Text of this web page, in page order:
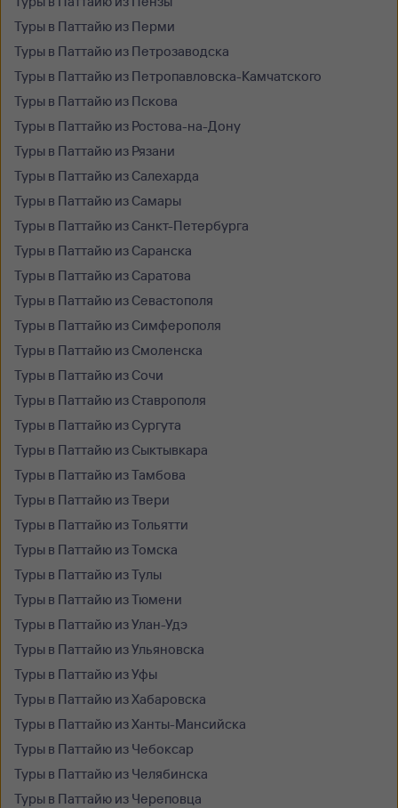
Туры в Паттайю из Перми
Туры в Паттайю из Петрозаводска
Туры в Паттайю из Петропавловска-Камчатского
Туры в Паттайю из Пскова
Туры в Паттайю из Ростова-на-Дону
Туры в Паттайю из Рязани
Туры в Паттайю из Салехарда
Туры в Паттайю из Самары
Туры в Паттайю из Санкт-Петербурга
Туры в Паттайю из Саранска
Туры в Паттайю из Саратова
Туры в Паттайю из Севастополя
Туры в Паттайю из Симферополя
Туры в Паттайю из Смоленска
Туры в Паттайю из Сочи
Туры в Паттайю из Ставрополя
Туры в Паттайю из Сургута
Туры в Паттайю из Сыктывкара
Туры в Паттайю из Тамбова
Туры в Паттайю из Твери
Туры в Паттайю из Тольятти
Туры в Паттайю из Томска
Туры в Паттайю из Тулы
Туры в Паттайю из Тюмени
Туры в Паттайю из Улан-Удэ
Туры в Паттайю из Ульяновска
Туры в Паттайю из Уфы
Туры в Паттайю из Хабаровска
Туры в Паттайю из Ханты-Мансийска
Туры в Паттайю из Чебоксар
Туры в Паттайю из Челябинска
Туры в Паттайю из Череповца